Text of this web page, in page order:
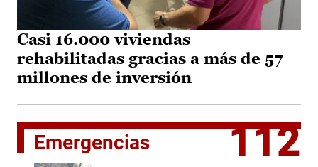
Casi 16.000 viviendas
rehabilitadas gracias a más de 57
millones de inversión
Emergencias 112